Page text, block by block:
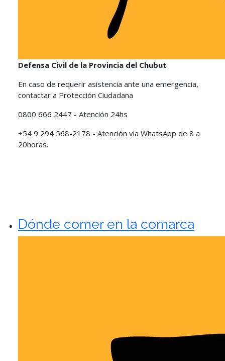
Defensa Civil de la Provincia del Chubut
En caso de requerir asistencia ante una emergencia,
contactar a Protección Ciudadana
0800 666 2447 - Atención 24hs
+54 9 294 568-2178 - Atención vía WhatsApp de 8 a
20horas.
Dónde comer en la comarca